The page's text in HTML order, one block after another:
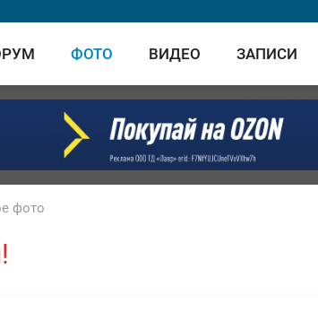
ФОТО ВИДЕО ЗАПИСИ
фото